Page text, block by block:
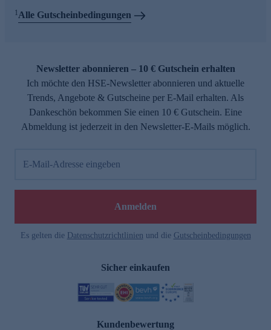
1Alle Gutscheinbedingungen
Newsletter abonnieren – 10 € Gutschein erhalten
Ich möchte den HSE-Newsletter abonnieren und aktuelle
Trends, Angebote & Gutscheine per E-Mail erhalten. Als
Dankeschön bekommen Sie einen 10 € Gutschein. Eine
Abmeldung ist jederzeit in den Newsletter-E-Mails möglich.
E-Mail-Adresse eingeben
Anmelden
Es gelten die Datenschutzrichtlinien und die Gutscheinbedingungen
Sicher einkaufen
Kundenbewertung